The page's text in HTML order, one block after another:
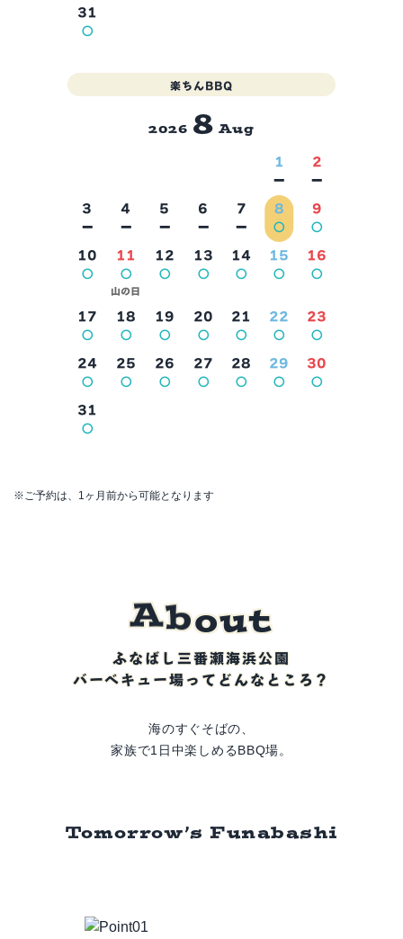
31
○
楽ちんBBQ
2026 8 Aug
1
－
2
－
3
－
4
－
5
－
6
－
7
－
8
○
9
○
10
○
11
○
山の日
12
○
13
○
14
○
15
○
16
○
17
○
18
○
19
○
20
○
21
○
22
○
23
○
24
○
25
○
26
○
27
○
28
○
29
○
30
○
31
○
2026年9月
※ご予約は、1ヶ月前から可能となります
About
ふなばし三番瀬海浜公園
バーベキュー場ってどんなところ？
海のすぐそばの、
家族で1日中楽しめるBBQ場。
Tomorrow’s Funabashi